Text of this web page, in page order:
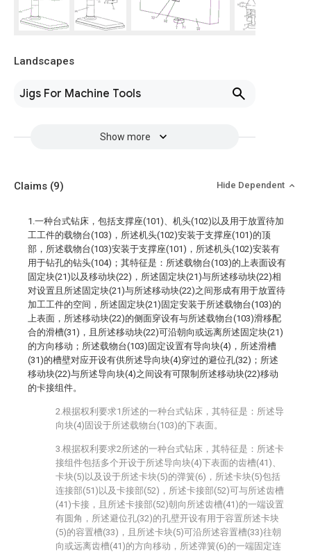
Landscapes
Jigs For Machine Tools
Show more
Claims (9) Hide Dependent
1.一种台式钻床，包括支撑座(101)、机头(102)以及用于放置待加
工工件的载物台(103)，所述机头(102)安装于支撑座(101)的顶
部，所述载物台(103)安装于支撑座(101)，所述机头(102)安装有
用于钻孔的钻头(104)；其特征是：所述载物台(103)的上表面设有
固定块(21)以及移动块(22)，所述固定块(21)与所述移动块(22)相
对设置且所述固定块(21)与所述移动块(22)之间形成有用于放置待
加工工件的空间，所述固定块(21)固定安装于所述载物台(103)的
上表面，所述移动块(22)的侧面穿设有与所述载物台(103)滑移配
合的滑槽(31)，且所述移动块(22)可沿朝向或远离所述固定块(21)
的方向移动；所述载物台(103)固定设置有导向块(4)，所述滑槽
(31)的槽壁对应开设有供所述导向块(4)穿过的避位孔(32)；所述
移动块(22)与所述导向块(4)之间设有可限制所述移动块(22)移动
的卡接组件。
2.根据权利要求1所述的一种台式钻床，其特征是：所述导
向块(4)固设于所述载物台(103)的下表面。
3.根据权利要求2所述的一种台式钻床，其特征是：所述卡
接组件包括多个开设于所述导向块(4)下表面的齿槽(41)、
卡块(5)以及设于所述卡块(5)的弹簧(6)，所述卡块(5)包括
连接部(51)以及卡接部(52)，所述卡接部(52)可与所述齿槽
(41)卡接，且所述卡接部(52)朝向所述齿槽(41)的一端设置
有圆角，所述避位孔(32)的孔壁开设有用于容置所述卡块
(5)的容置槽(33)，且所述卡块(5)可沿所述容置槽(33)往朝
向或远离齿槽(41)的方向移动，所述弹簧(6)的一端固定连